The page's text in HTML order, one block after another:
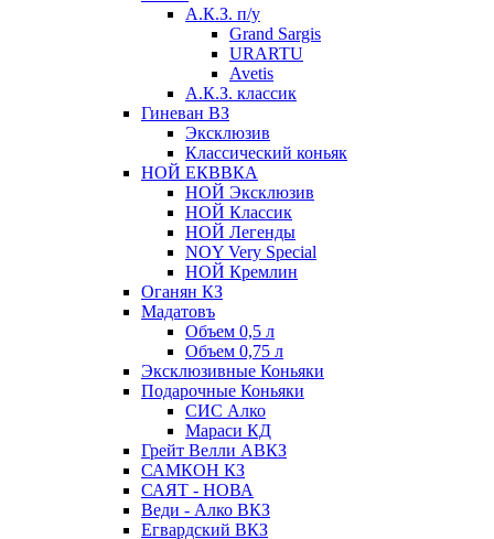
А.К.З. п/у
Grand Sargis
URARTU
Avetis
А.К.З. классик
Гиневан ВЗ
Эксклюзив
Классический коньяк
НОЙ ЕКВВКА
НОЙ Эксклюзив
НОЙ Классик
НОЙ Легенды
NOY Very Speсial
НОЙ Кремлин
Оганян КЗ
Мадатовъ
Объем 0,5 л
Объем 0,75 л
Эксклюзивные Коньяки
Подарочные Коньяки
СИС Алко
Мараси КД
Грейт Велли АВКЗ
САМКОН КЗ
САЯТ - НОВА
Веди - Алко ВКЗ
Егвардский ВКЗ